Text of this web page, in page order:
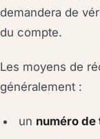
demandera de
du compte.
Les moyens de
généralement :
un numéro